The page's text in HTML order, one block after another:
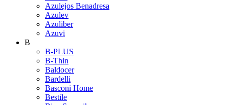
Azulejos Benadresa
Azulev
Azuliber
Azuvi
B
B-PLUS
B-Thin
Baldocer
Bardelli
Basconi Home
Bestile